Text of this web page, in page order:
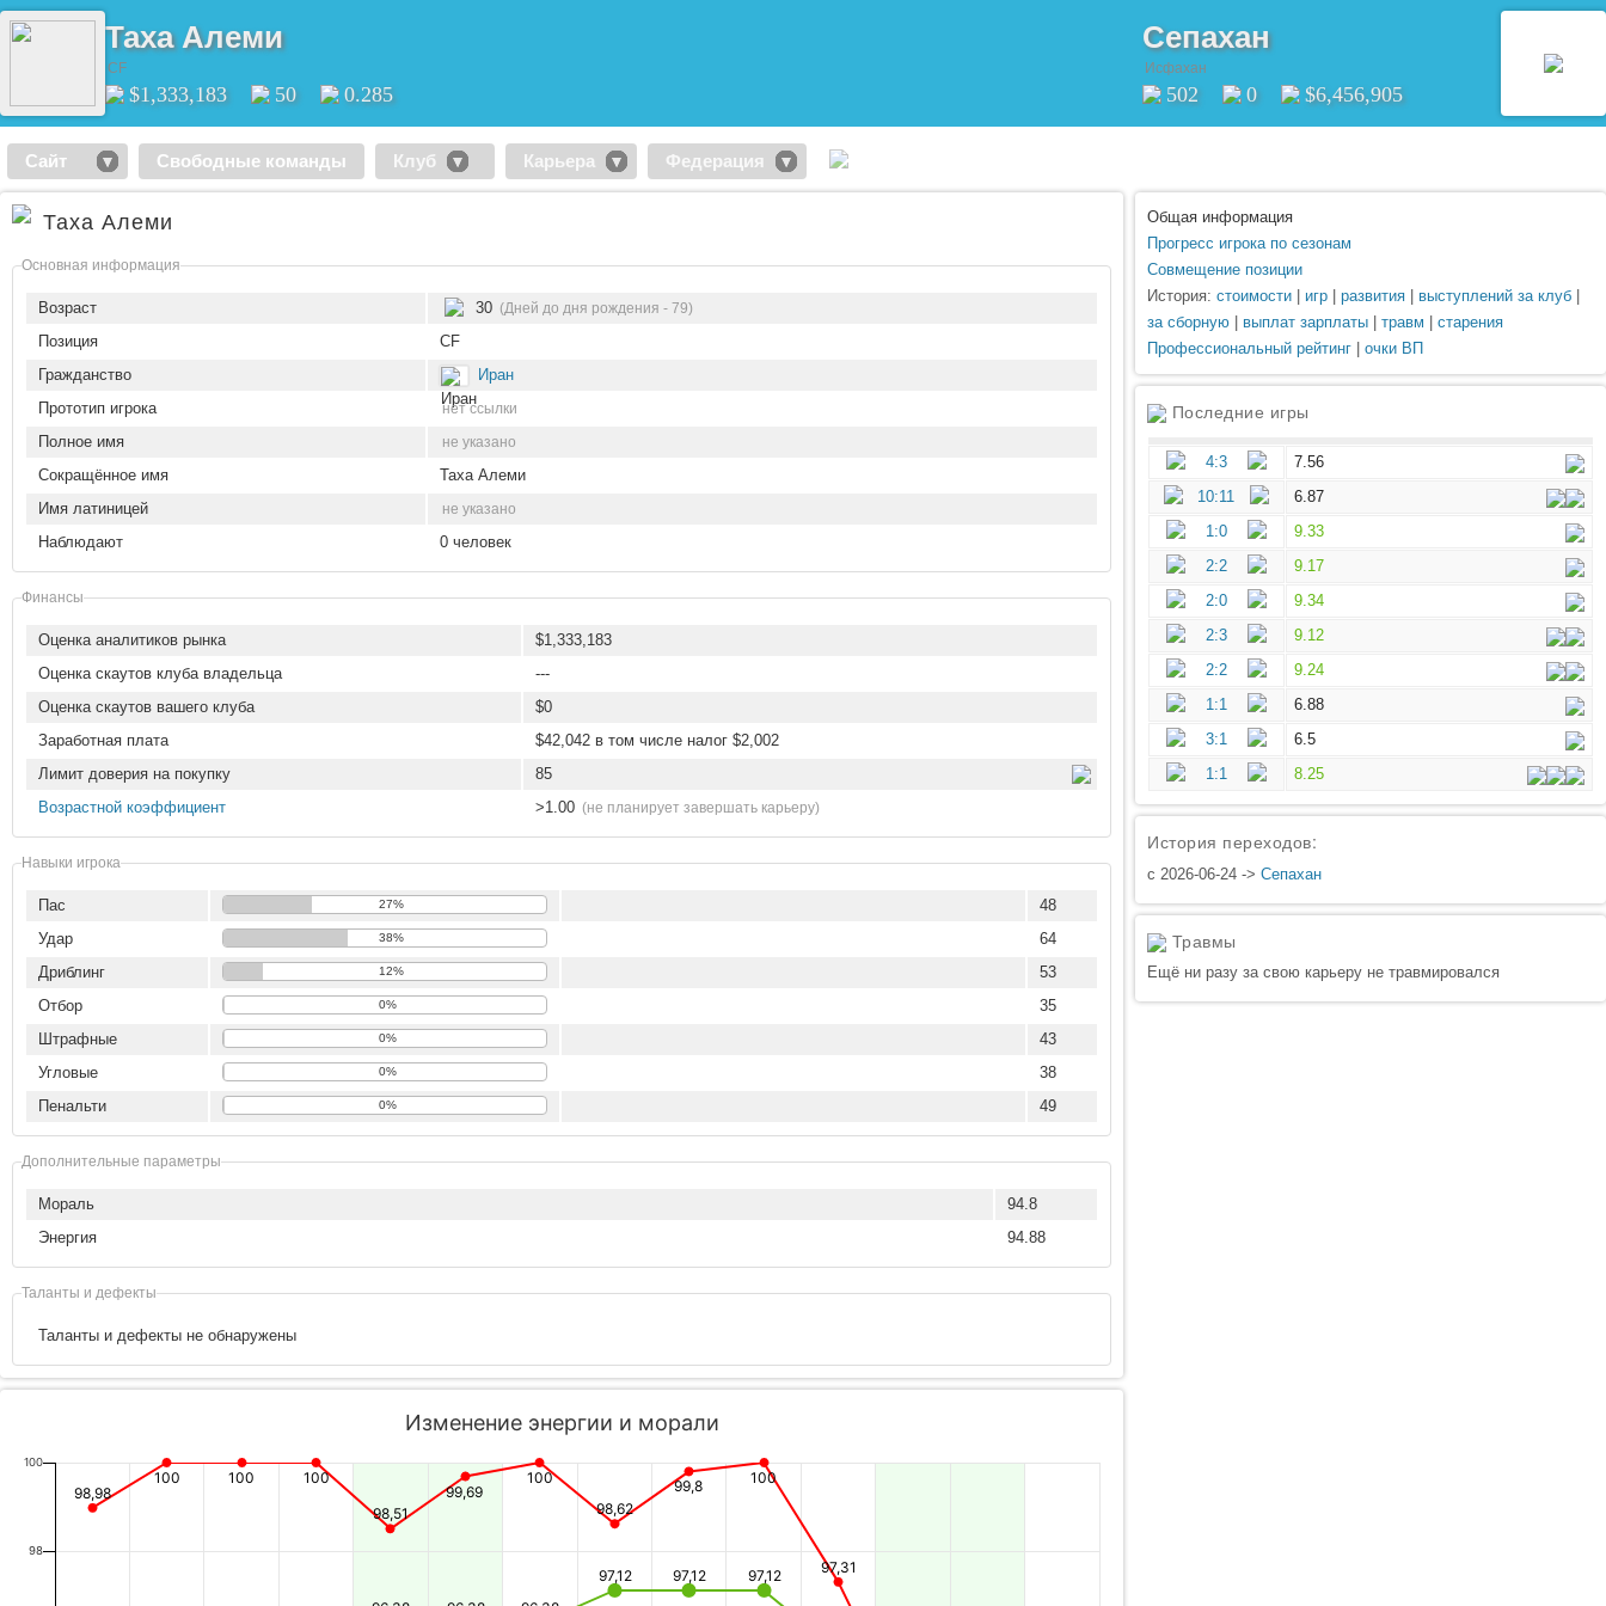
Таха Алеми
CF
$1,333,183 50 0.285
Сепахан
Исфахан
502 0 $6,456,905
Сайт Свободные команды Клуб Карьера Федерация
Таха Алеми
Основная информация
Возраст 30 (Дней до дня рождения - 79)
Позиция
CF
Гражданство
Иран
Прототип игрока
нет ссылки
Полное имя не указано
Сокращённое имя
Таха Алеми
Имя латиницей
не указано
Наблюдают 0 человек
Финансы
Оценка аналитиков рынка
$1,333,183
Оценка скаутов клуба владельца
---
Оценка скаутов вашего клуба
$0
Заработная плата
$42,042 в том числе налог $2,002
Лимит доверия на покупку
85
Возрастной коэффициент
>1.00 (не планирует завершать карьеру)
Навыки игрока
Пас 27%
48
Удар
38%
64
Дриблинг
12%
53
Отбор
0%
35
Штрафные
0%
43
Угловые
0%
38
Пенальти
0% 49
Дополнительные параметры
Мораль
94.8
Энергия
94.88
Таланты и дефекты
Таланты и дефекты не обнаружены
Изменение энергии и морали
97,12 97,12 97,12
98,98
100 100
100
98,51
99,69
100
98,62
99,8 100
97,31
98
100
Общая информация
Прогресс игрока по сезонам
Совмещение позиции
История: стоимости игр развития выступлений за клуб
за сборную
выплат зарплаты травм
старения
Профессиональный рейтинг
очки ВП
Последние игры
4:3
7.56
10:11
6.87
1:0
9.33
2:2
9.17
2:0
9.34
2:3
9.12
2:2
9.24
1:1
6.88
3:1
6.5
1:1
8.25
История переходов:
с 2026-06-24 -> Сепахан
Травмы
Ещё ни разу за свою карьеру не травмировался